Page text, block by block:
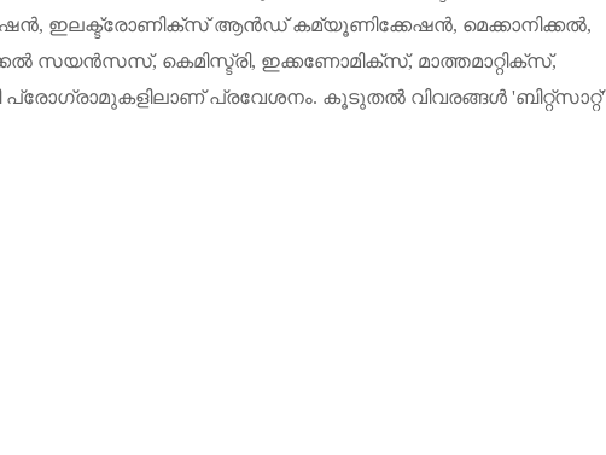
, ഇലക്ട്രോണിക്സ് ആൻഡ് കമ്യൂണിക്കേഷൻ, മെക്കാനിക്കൽ,
സയൻസസ്, കെമിസ്ട്രി, ഇക്കണോമിക്സ്, മാത്തമാറ്റിക്സ്,
പ്രോഗ്രാമുകളിലാണ് പ്രവേശനം. കൂടുതൽ വിവരങ്ങൾ 'ബിറ്റ്സാറ്റ്'